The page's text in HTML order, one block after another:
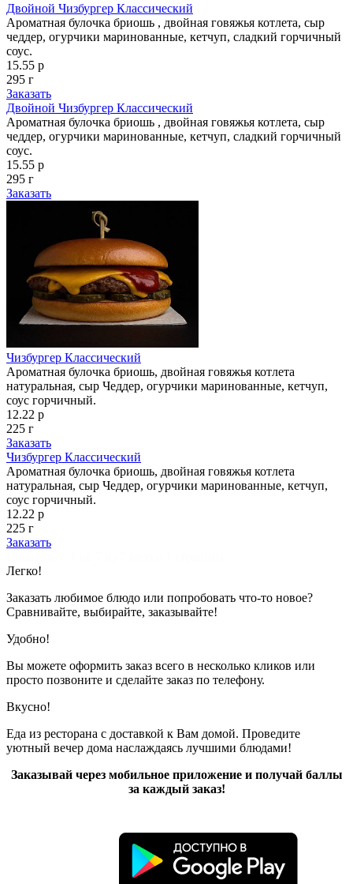
Двойной Чизбургер Классический
Ароматная булочка бриошь , двойная говяжья котлета, сыр
чеддер, огурчики маринованные, кетчуп, сладкий горчичный
соус.
15.55 р
295 г
Заказать
Двойной Чизбургер Классический
Ароматная булочка бриошь , двойная говяжья котлета, сыр
чеддер, огурчики маринованные, кетчуп, сладкий горчичный
соус.
15.55 р
295 г
Заказать
Чизбургер Классический
Ароматная булочка бриошь, двойная говяжья котлета
натуральная, сыр Чеддер, огурчики маринованные, кетчуп,
соус горчичный.
12.22 р
225 г
Заказать
Чизбургер Классический
Ароматная булочка бриошь, двойная говяжья котлета
натуральная, сыр Чеддер, огурчики маринованные, кетчуп,
соус горчичный.
12.22 р
225 г
Заказать
Легко!
Заказать любимое блюдо или попробовать что-то новое?
Сравнивайте, выбирайте, заказывайте!
Удобно!
Вы можете оформить заказ всего в несколько кликов или
просто позвоните и сделайте заказ по телефону.
Вкусно!
Еда из ресторана с доставкой к Вам домой. Проведите
уютный вечер дома наслаждаясь лучшими блюдами!
Заказывай через мобильное приложение и получай баллы
за каждый заказ!